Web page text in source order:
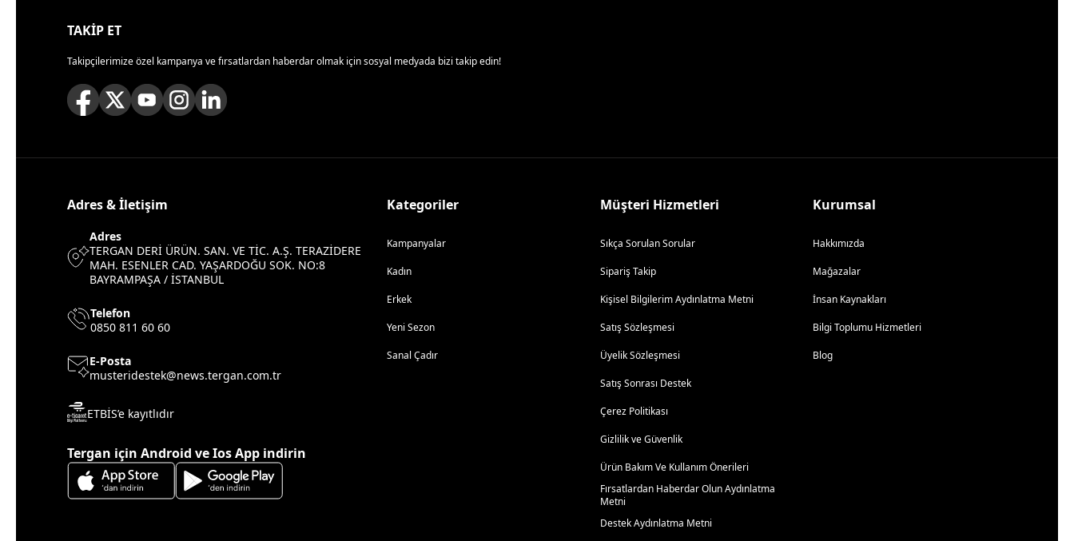
TAKİP ET
Takipçilerimize özel kampanya ve fırsatlardan haberdar olmak için sosyal medyada bizi takip edin!
Adres & İletişim
Adres
TERGAN DERİ ÜRÜN. SAN. VE TİC. A.Ş. TERAZİDERE
MAH. ESENLER CAD. YAŞARDOĞU SOK. NO:8
BAYRAMPAŞA / İSTANBUL
Telefon
0850 811 60 60
E-Posta
musteridestek@news.tergan.com.tr
ETBİS’e kayıtlıdır
Tergan için Android ve Ios App indirin
Kategoriler
Kampanyalar
Kadın
Erkek
Yeni Sezon
Sanal Çadır
Müşteri Hizmetleri
Sıkça Sorulan Sorular
Sipariş Takip
Kişisel Bilgilerim Aydınlatma Metni
Satış Sözleşmesi
Üyelik Sözleşmesi
Satış Sonrası Destek
Çerez Politikası
Gizlilik ve Güvenlik
Ürün Bakım Ve Kullanım Önerileri
Fırsatlardan Haberdar Olun Aydınlatma
Metni
Destek Aydınlatma Metni
Kurumsal
Hakkımızda
Mağazalar
İnsan Kaynakları
Bilgi Toplumu Hizmetleri
Blog